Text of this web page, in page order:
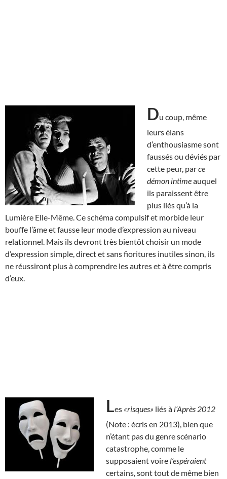
Du coup, même
leurs élans
d’enthousiasme sont
faussés ou déviés par
cette peur, parce
démon intimeauquel
ils paraissent être
plus liés qu’à la
Lumière Elle-Même. Ce schéma compulsif et morbide leur
bouffe l’âme et fausse leur mode d’expression au niveau
relationnel. Mais ils devront très bientôt choisir un mode
d’expression simple, direct et sans fioritures inutiles sinon, ils
ne réussiront plus à comprendre les autres et à être compris
d’eux.
Les «risques» liés à l’Après 2012
(Note : écris en 2013), bien que
n’étant pas du genre scénario
catastrophe, comme le
supposaient voire l’espéraient
certains, sont tout de même bien